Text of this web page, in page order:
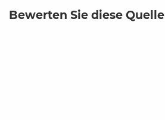
Bewerten Sie diese Quelle